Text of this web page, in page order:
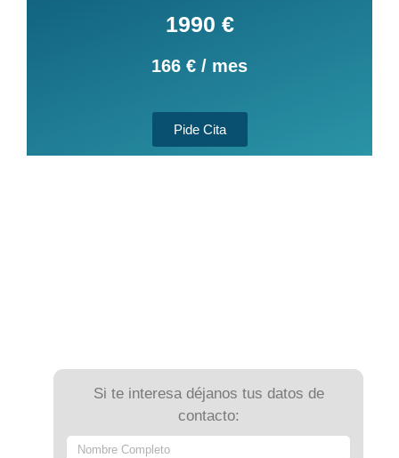
1990 €
166 € / mes
Pide Cita
Si te interesa déjanos tus datos de
contacto: